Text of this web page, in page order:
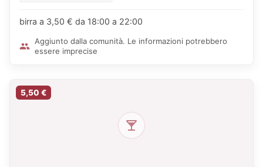
birra a 3,50 € da 18:00 a 22:00
Aggiunto dalla comunità. Le informazioni potrebbero
essere imprecise
5,50 €